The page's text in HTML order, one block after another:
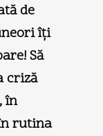
de
îţi
Să
criză
în
rutina